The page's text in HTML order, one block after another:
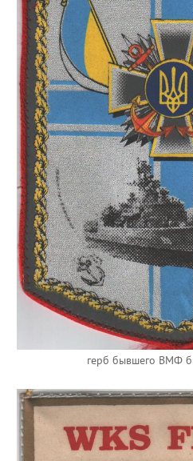
герб бывшего ВМФ